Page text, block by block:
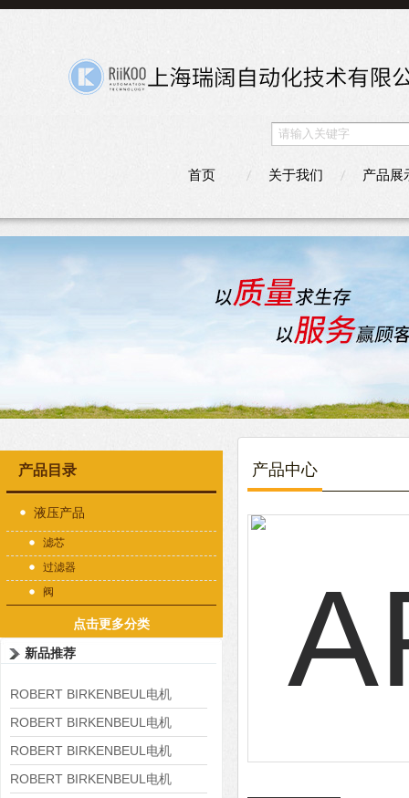
首页 关于我们 产品展
产品目录
液压产品
滤芯
过滤器
阀
点击更多分类
新品推荐
ROBERT BIRKENBEUL电机
8APE225M-4-IE3
ROBERT BIRKENBEUL电机
8APE180L-4 IE3
ROBERT BIRKENBEUL电机
8APE160M-6 IE3
ROBERT BIRKENBEUL电机
产品中心